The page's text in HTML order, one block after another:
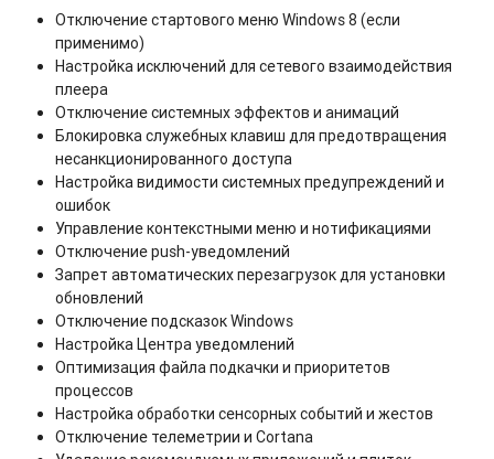
Отключение стартового меню Windows 8 (если
применимо)
Настройка исключений для сетевого взаимодействия
плеера
Отключение системных эффектов и анимаций
Блокировка служебных клавиш для предотвращения
несанкционированного доступа
Настройка видимости системных предупреждений и
ошибок
Управление контекстными меню и нотификациями
Отключение push-уведомлений
Запрет автоматических перезагрузок для установки
обновлений
Отключение подсказок Windows
Настройка Центра уведомлений
Оптимизация файла подкачки и приоритетов
процессов
Настройка обработки сенсорных событий и жестов
Отключение телеметрии и Cortana